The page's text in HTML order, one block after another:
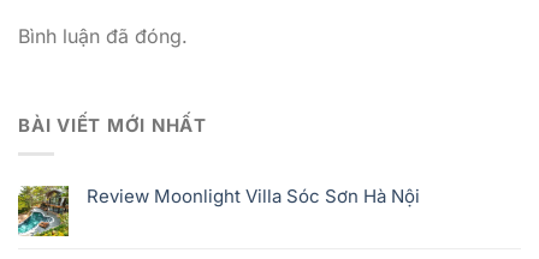
Bình luận đã đóng.
BÀI VIẾT MỚI NHẤT
Review Moonlight Villa Sóc Sơn Hà Nội